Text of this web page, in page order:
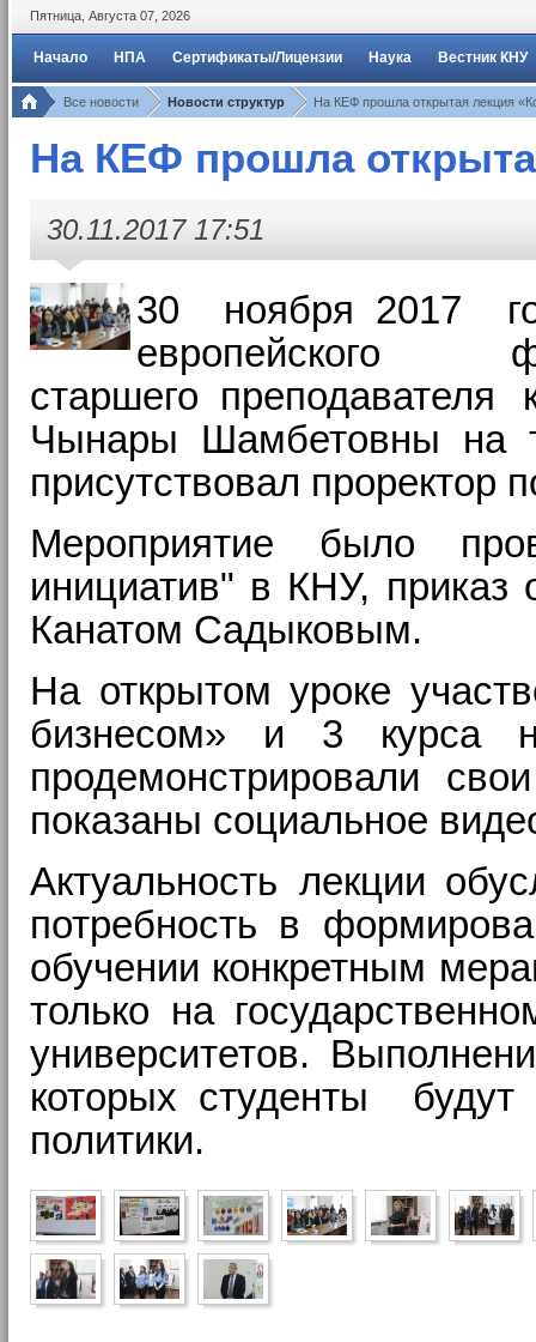
Пятница Августа 07 2026
Начало НПА Сертификаты/Лицензии Наука Вестник КНУ
Все новости Новости структур На КЕФ прошла открытая лекция
На КЕФ прошла
30.11.2017 17:51
30 ноября 2017
европейского
старшего
Чынары Шамбетовны на
присутствовал проректор
Мероприятие было
инициатив" в КНУ, приказ
Канатом Садыковым.
На открытом уроке
бизнесом» и 3 курса
продемонстрировали
показаны социальное
Актуальность лекции
потребность в
обучении конкретным
только на
университетов.
которых студенты
политики.